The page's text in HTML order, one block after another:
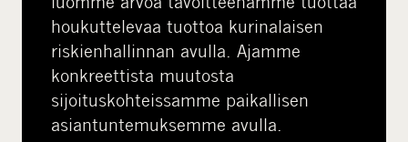
houkuttelevaa tuottoa kurinalaisen
riskienhallinnan avulla. Ajamme
konkreettista muutosta
sijoituskohteissamme paikallisen
asiantuntemuksemme avulla.